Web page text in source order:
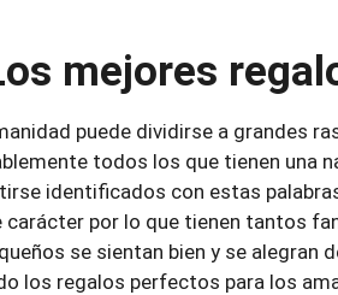
mejores
puede dividirse a grandes
todos los que tienen una
identificados con estas
por lo que tienen tantos
se sientan bien y se alegran
los regalos perfectos para los